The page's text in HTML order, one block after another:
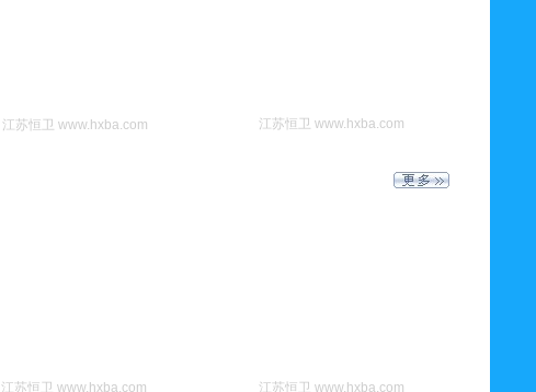
江苏恒卫 www.hxba.com
江苏恒卫 www.hxba.com
江苏恒卫 www.hxba.com
江苏恒卫 www.hxba.com